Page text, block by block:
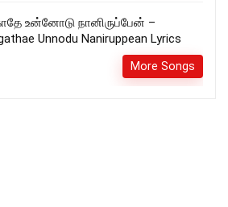
உன்னோடு நானிருப்பேன் –
Unnodu Naniruppean Lyrics
More Songs